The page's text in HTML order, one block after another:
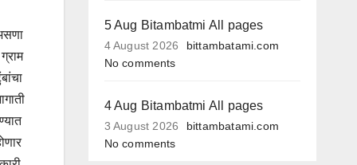
5 Aug Bitambatmi All pages
4 August 2026
bittambatami.com
No comments
4 Aug Bitambatmi All pages
3 August 2026
bittambatami.com
No comments